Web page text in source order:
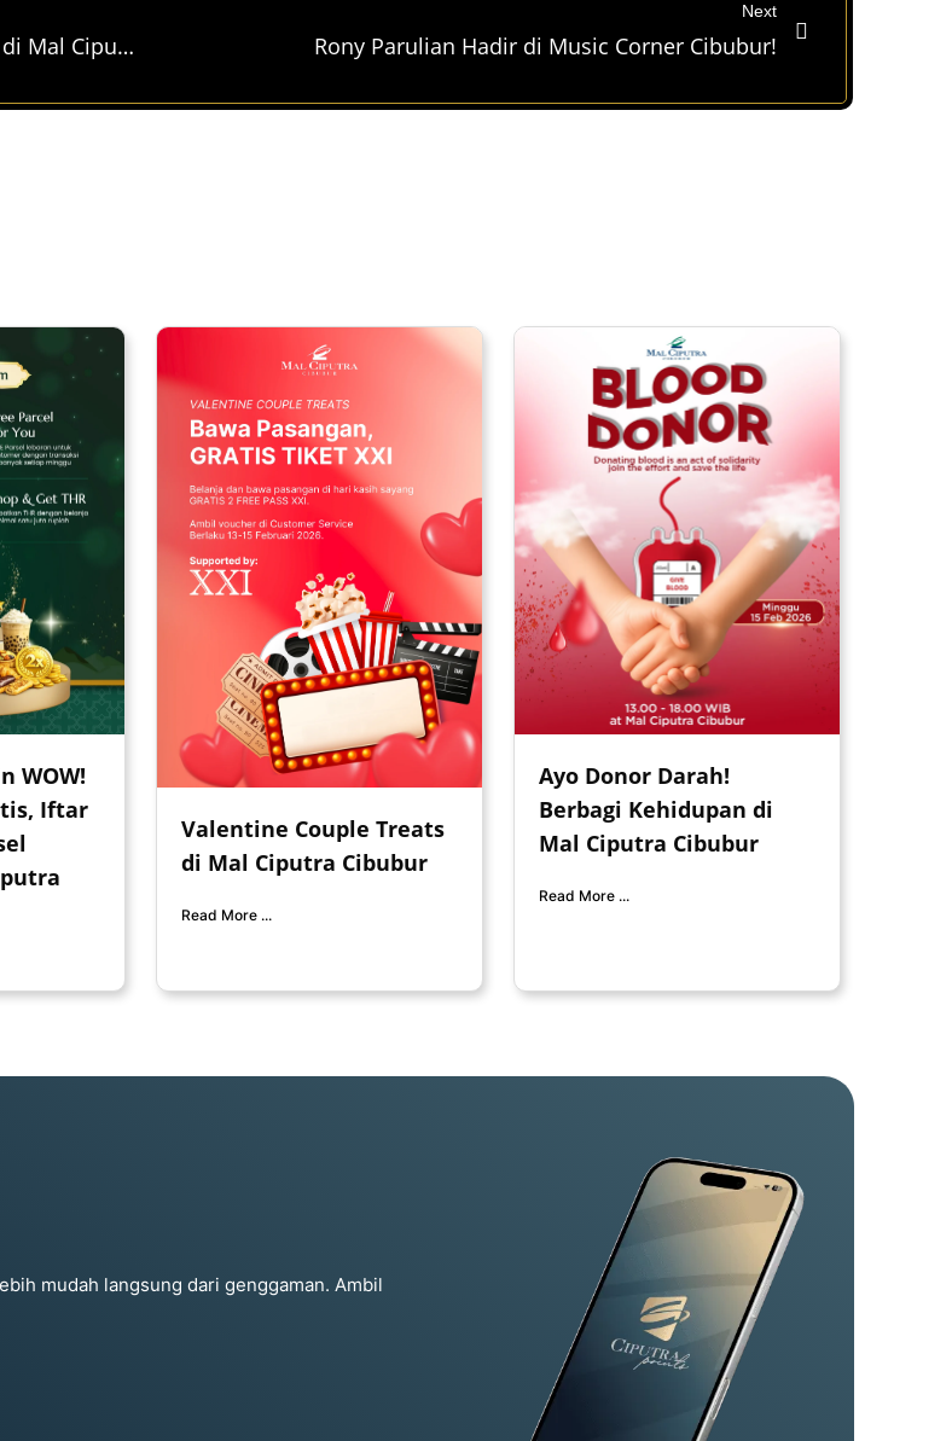
Dahsyatnya Meet and Greet “Terbelenggu Rindu” di Mal Ciputra Cibubur
Next
Rony Parulian Hadir di Music Corner Cibubur!
WOW!
Iftar
Valentine Couple Treats
di Mal Ciputra Cibubur
Read More ...
Ayo Donor Darah!
Berbagi Kehidupan di
Mal Ciputra Cibubur
Read More ...
mudah langsung dari genggaman. Ambil